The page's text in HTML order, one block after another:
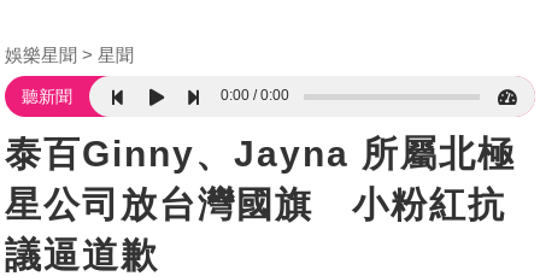
娛樂星聞 星聞
聽新聞 0:00 0:00
泰百Ginny、Jayna 所屬北極
星公司放台灣國旗 小粉紅抗
議逼道歉